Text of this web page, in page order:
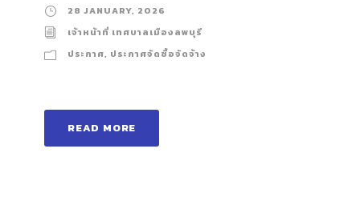
28 JANUARY, 2026
เจ้าหน้าที่ เทศบาลเมืองลพบุรี
ประกาศ, ประกาศจัดซื้อจัดจ้าง
READ MORE